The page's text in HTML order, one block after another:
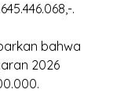
.
bahwa
2026